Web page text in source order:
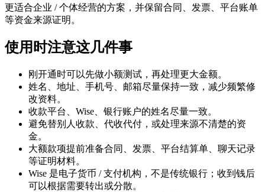
更适合企业 / 个体经营的方案，并保留合同、发票、平台账单
等资金来源证明。
使用时注意这几件事
刚开通时可以先做小额测试，再处理更大金额。
姓名、地址、手机号、邮箱尽量保持一致，减少频繁修
改资料。
收款平台、Wise、银行账户的姓名尽量一致。
避免替别人收款、代收代付，或处理来源不清楚的资
金。
大额款项提前准备合同、发票、平台结算单、聊天记录
等证明材料。
Wise 是电子货币 / 支付机构，不是传统银行；收到钱后
可以根据需要转出或分散。